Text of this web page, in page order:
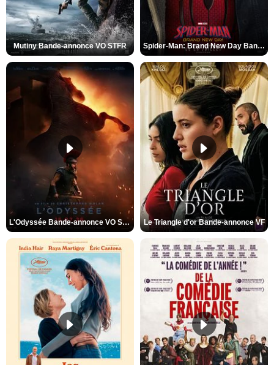
Mutiny Bande-annonce VO STFR Spider-Man: Brand New Day Bande-annonce VO STFR
L'Odyssée Bande-annonce VO STFR Le Triangle d'or Bande-annonce VF